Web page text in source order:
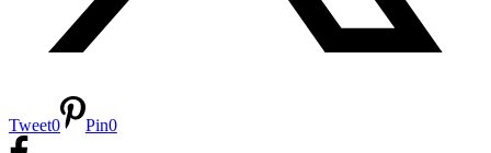
Tweet0 Pin0